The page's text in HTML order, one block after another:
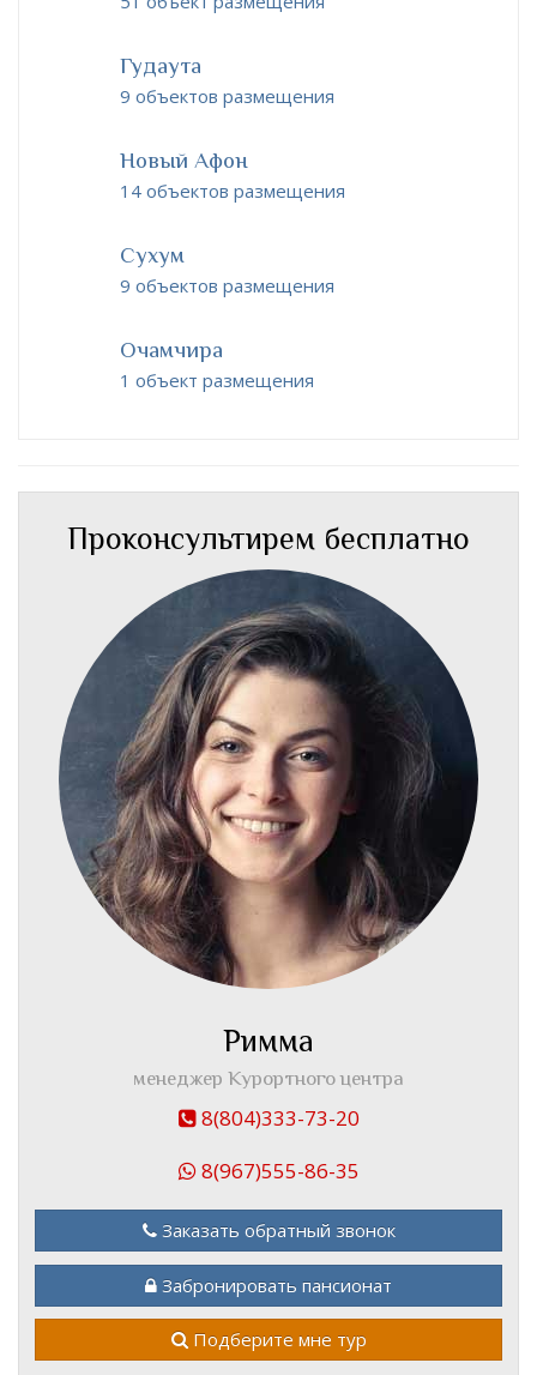
Гудаута
9 объектов размещения
Новый Афон
14 объектов размещения
Сухум
9 объектов размещения
Очамчира
1 объект размещения
Проконсультирем бесплатно
Римма
менеджер Курортного центра
8(804)333-73-20
8(967)555-86-35
Заказать обратный звонок
Забронировать пансионат
Подберите мне тур